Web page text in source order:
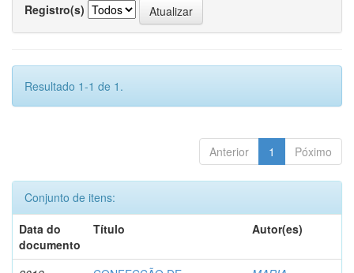
Registro(s)
Resultado 1-1 de 1.
Anterior 1 Póximo
Conjunto de itens:
Data do
documento
Título Autor(es)